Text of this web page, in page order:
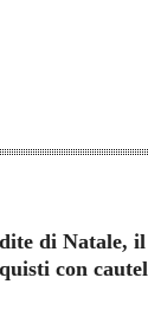
di Natale,
con